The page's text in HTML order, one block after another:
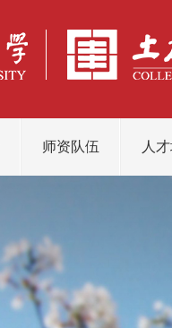
师资队伍 人